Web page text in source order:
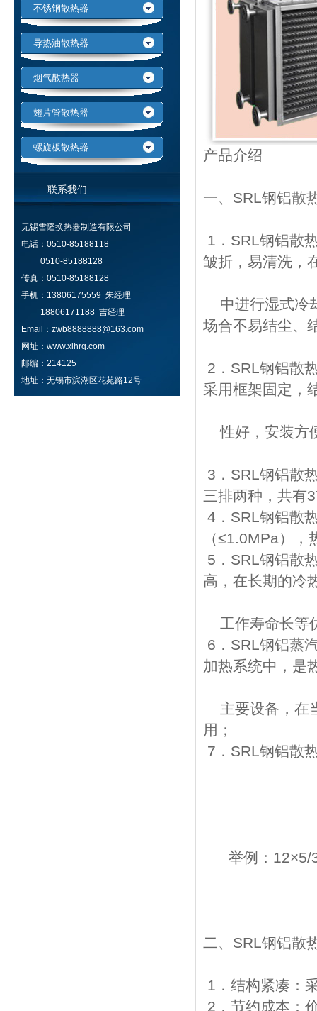
不锈钢散热器
导热油散热器
烟气散热器
翅片管散热器
螺旋板散热器
联系我们
无锡雪隆换热器制造有限公司
电话：0510-85188118
0510-85188128
传真：0510-85188128
手机：13806175559 朱经理
18806171188 吉经理
Email：zwb8888888@163.com
网址：www.xlhrq.com
邮编：214125
地址：无锡市滨湖区花苑路12号
产品介绍
一、SRL钢铝散
1．SRL钢铝散
皱折，易清洗，
中进行湿式冷
场合不易结尘、
2．SRL钢铝散
采用框架固定，
性好，安装方
3．SRL钢铝散
三排两种，共有
4．SRL钢铝散
（≤1.0MPa）
5．SRL钢铝散
高，在长期的冷
工作寿命长等
6．SRL钢铝蒸
加热系统中，是
主要设备，在
用；
7．SRL钢铝散
举例：12×5/3
二、SRL钢铝散
1．结构紧凑：
2．节约成本：